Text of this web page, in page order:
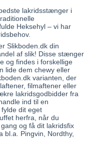
lakridsstænger i
Heksehyl – vi har
Slikboden.dk din
af slik! Disse stænger
og findes i forskellige
lide dem chewy eller
varianten, der
filmaftener eller
lakridsgodbidder fra
ind til en
dit eget
herfra, når du
og få dit lakridsfix
Pingvin, Nordthy,